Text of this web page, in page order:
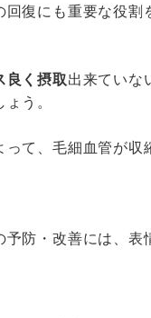
復にも重要な役
良く摂取出来ていな
う。
て、毛細血管が
防・改善には、